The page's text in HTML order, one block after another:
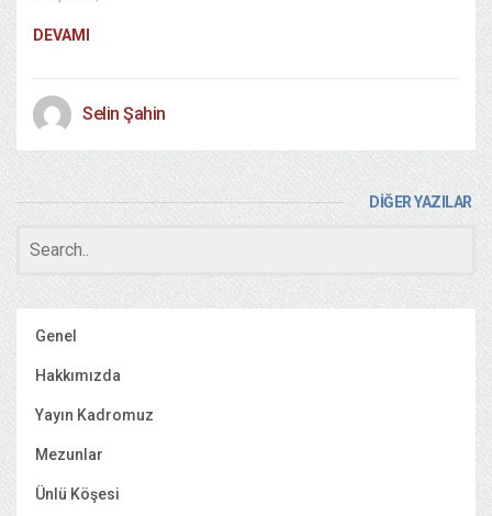
DEVAMI
Selin Şahin
DİĞER YAZILAR
Genel
Hakkımızda
Yayın Kadromuz
Mezunlar
Ünlü Köşesi